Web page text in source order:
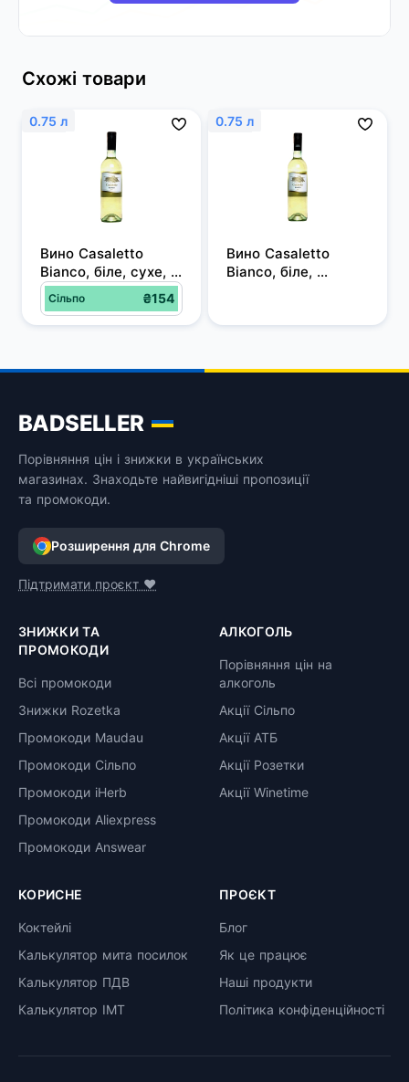
Схожі товари
0.75 л
Вино Casaletto
Bianco, біле, сухе,
10,5%, 0,75 л
Сільпо ₴154
0.75 л
Вино Casaletto
Bianco, біле,
BADSELLER
Порівняння цін і знижки в українських
магазинах. Знаходьте найвигідніші пропозиції
та промокоди.
Розширення для Chrome
Підтримати проєкт ❤️
ЗНИЖКИ ТА
ПРОМОКОДИ
Всі промокоди
Знижки Rozetka
Промокоди Maudau
Промокоди Сільпо
Промокоди iHerb
Промокоди Aliexpress
Промокоди Answear
АЛКОГОЛЬ
Порівняння цін на
алкоголь
Акції Сільпо
Акції АТБ
Акції Розетки
Акції Winetime
КОРИСНЕ
Коктейлі
Калькулятор мита посилок
Калькулятор ПДВ
Калькулятор ІМТ
ПРОЄКТ
Блог
Як це працює
Наші продукти
Політика конфіденційності